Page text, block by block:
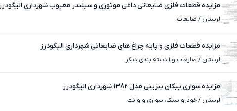
مزایده قطعات فلزی ضایعاتی داغی موتوری و سیلندر معیوب شهرداری الیگودرز
لرستان / ضایعات
مزایده قطعات فلزی و پایه چراغ های ضایعاتی شهرداری الیگودرز
لرستان / ضایعات و 1 دسته بندی دیگر
مزایده سواری پیکان بنزینی مدل 1382 شهرداری الیگودرز
لرستان /خودرو سبک، سواری و وانت